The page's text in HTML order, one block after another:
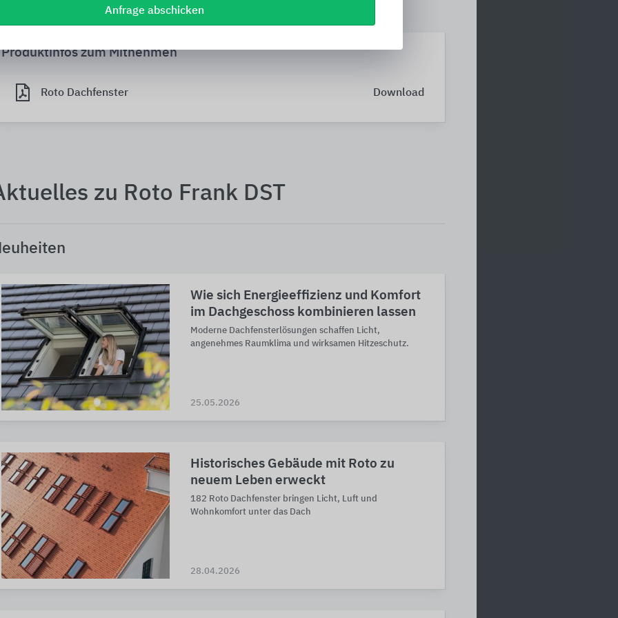
Produktinfos zum Mitnehmen
Roto Dachfenster Download
zu Roto Frank DST
Wie sich Energieeffizienz und Komfort
im Dachgeschoss kombinieren lassen
Moderne Dachfensterlösungen schaffen Licht,
angenehmes Raumklima und wirksamen Hitzeschutz.
25.05.2026
Historisches Gebäude mit Roto zu
neuem Leben erweckt
182 Roto Dachfenster bringen Licht, Luft und
Wohnkomfort unter das Dach
28.04.2026
Anfrage abschicken